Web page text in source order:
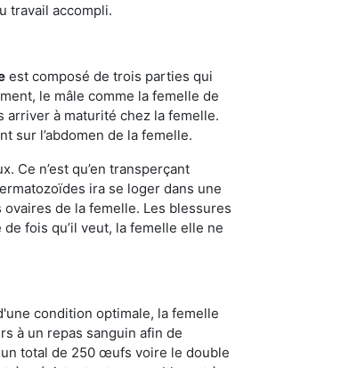
travail accompli.
est composé de trois parties qui
le mâle comme la femelle de
à maturité chez la femelle.
sur l’abdomen de la femelle.
Ce n’est qu’en transperçant
ira se loger dans une
de la femelle. Les blessures
fois qu’il veut, la femelle elle ne
condition optimale, la femelle
à un repas sanguin afin de
total de 250 œufs voire le double